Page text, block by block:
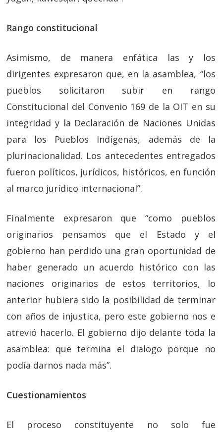
Rango constitucional
Asimismo, de manera enfática las y los
dirigentes expresaron que, en la asamblea, “los
pueblos solicitaron subir en rango
Constitucional del Convenio 169 de la OIT en su
integridad y la Declaración de Naciones Unidas
para los Pueblos Indígenas, además de la
plurinacionalidad. Los antecedentes entregados
fueron políticos, jurídicos, históricos, en función
al marco jurídico internacional”.
Finalmente expresaron que “como pueblos
originarios pensamos que el Estado y el
gobierno han perdido una gran oportunidad de
haber generado un acuerdo histórico con las
naciones originarios de estos territorios, lo
anterior hubiera sido la posibilidad de terminar
con años de injustica, pero este gobierno nos e
atrevió hacerlo. El gobierno dijo delante toda la
asamblea: que termina el dialogo porque no
podía darnos nada más”.
Cuestionamientos
El proceso constituyente no solo fue